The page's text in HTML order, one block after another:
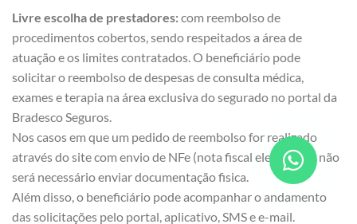
Livre escolha de prestadores:com reembolso de
procedimentos cobertos, sendo respeitados a área de
atuação e os limites contratados. O beneficiário pode
solicitar o reembolso de despesas de consulta médica,
exames e terapia na área exclusiva do segurado no portal da
Bradesco Seguros.
Nos casos em que um pedido de reembolso for realizado
através do site com envio de NFe (nota fiscal eletrônica), não
será necessário enviar documentação fisica.
Além disso, o beneficiário pode acompanhar o andamento
das solicitações pelo portal, aplicativo, SMS e e-mail.